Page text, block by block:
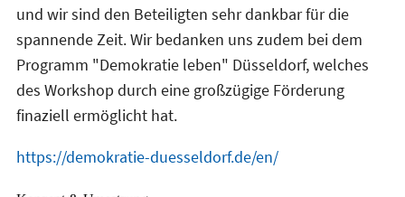
und wir sind den Beteiligten sehr dankbar für die
spannende Zeit. Wir bedanken uns zudem bei dem
Programm "Demokratie leben" Düsseldorf, welches
des Workshop durch eine großzügige Förderung
finaziell ermöglicht hat.
https://demokratie-duesseldorf.de/en/